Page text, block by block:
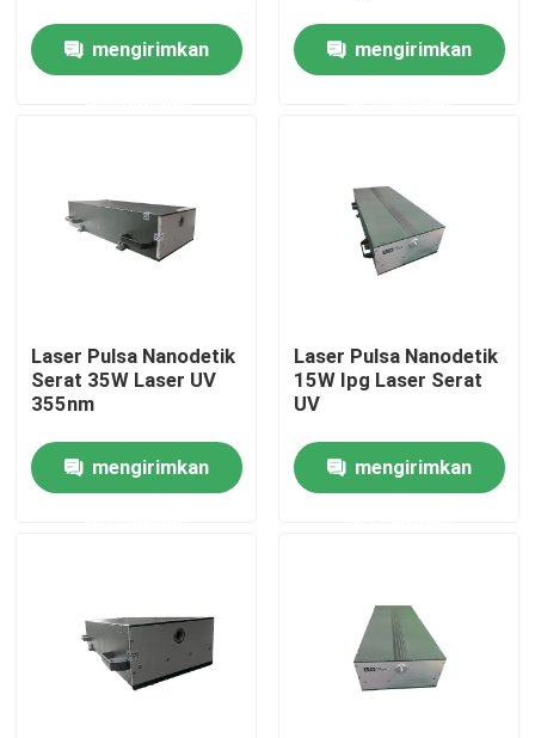
Rumah
Video
Tentang kami
Kontrol kualitas
Permintaan Penawaran
mengirimkan mengirimkan
Laser Pulsa Nanodetik
Serat 35W Laser UV
355nm
mengirimkan
Laser Pulsa Nanodetik
15W Ipg Laser Serat
UV
mengirimkan